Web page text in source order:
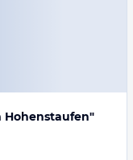
Hohenstaufen"